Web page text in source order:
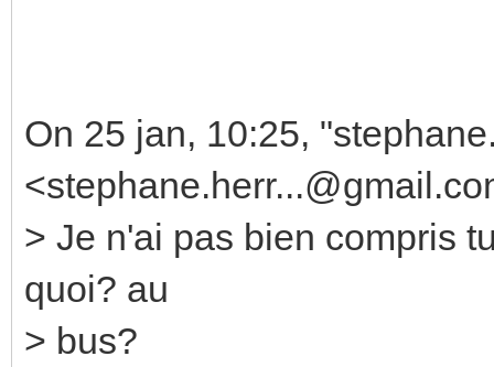
On 25 jan, 10:25,
> Je n'ai pas bien compris
quoi? au
> bus?